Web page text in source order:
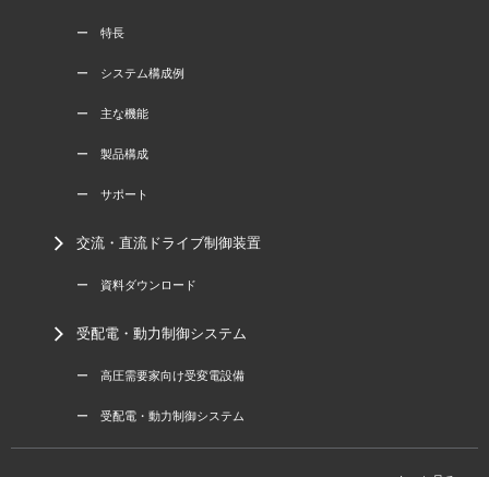
ー 特長
ー システム構成例
ー 主な機能
ー 製品構成
ー サポート
交流・直流ドライブ制御装置
ー 資料ダウンロード
受配電・動力制御システム
ー 高圧需要家向け受変電設備
ー 受配電・動力制御システム